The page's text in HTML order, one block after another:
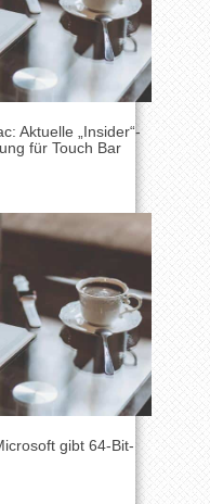
Aktuelle „Insider“-
für Touch Bar
gibt 64-Bit-